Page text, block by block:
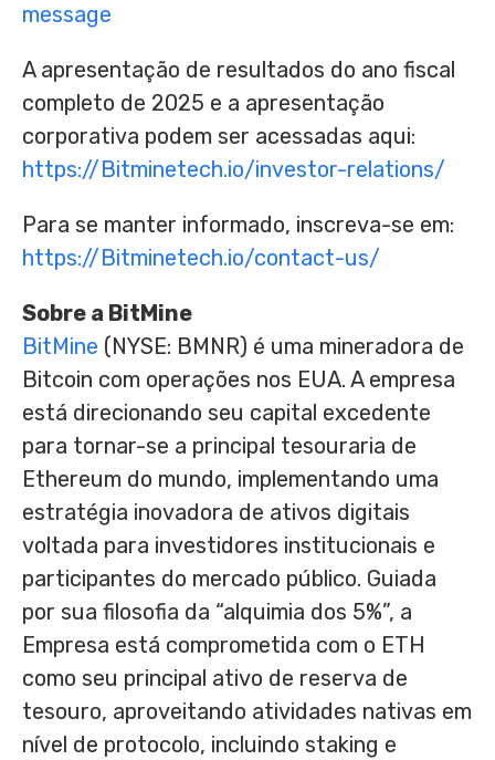
message
A apresentação de resultados do ano fiscal
completo de 2025 e a apresentação
corporativa podem ser acessadas aqui:
https://Bitminetech.io/investor-relations/
Para se manter informado, inscreva-se em:
https://Bitminetech.io/contact-us/
Sobre a BitMine
BitMine (NYSE: BMNR) é uma mineradora de
Bitcoin com operações nos EUA. A empresa
está direcionando seu capital excedente
para tornar-se a principal tesouraria de
Ethereum do mundo, implementando uma
estratégia inovadora de ativos digitais
voltada para investidores institucionais e
participantes do mercado público. Guiada
por sua filosofia da “alquimia dos 5%”, a
Empresa está comprometida com o ETH
como seu principal ativo de reserva de
tesouro, aproveitando atividades nativas em
nível de protocolo, incluindo staking e